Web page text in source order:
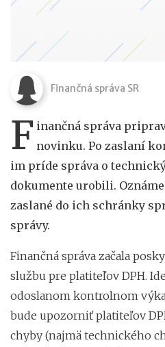
Finančná správa SR
F inančná správa
novinku. Po zaslaní
im príde správa o
dokumente urobili.
zaslané do ich schránky
správy.
Finančná správa začala
službu pre platiteľov DPH.
odoslanom kontrolnom
bude upozorniť platiteľov
chyby (najmä technického